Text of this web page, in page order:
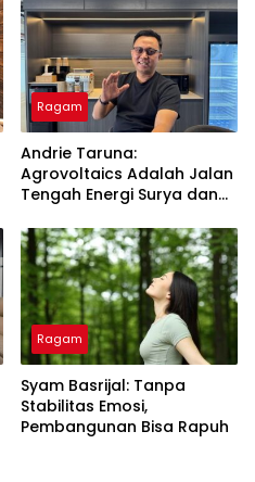
Ragam
Andrie Taruna:
Agrovoltaics Adalah Jalan
Tengah Energi Surya dan
Ragam
Syam Basrijal: Tanpa
Stabilitas Emosi,
Pembangunan Bisa Rapuh